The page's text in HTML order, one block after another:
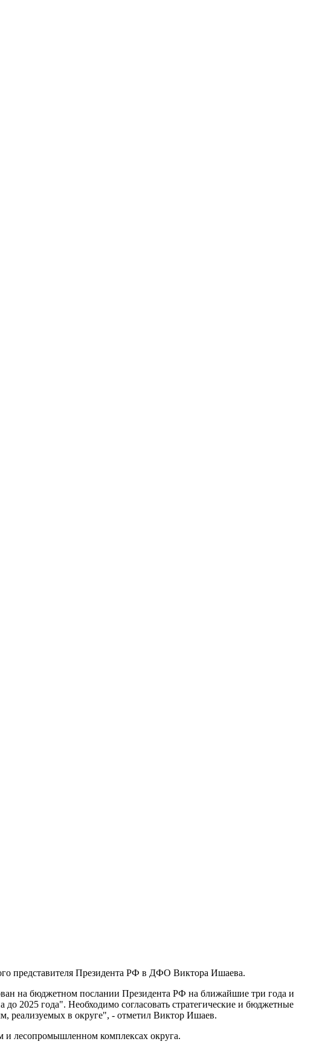
представителя Президента РФ в ДФО Виктора Ишаева.
на бюджетном послании Президента РФ на ближайшие три года и
2025 года". Необходимо согласовать стратегические и бюджетные
реализуемых в округе", - отметил Виктор Ишаев.
и лесопромышленном комплексах округа.